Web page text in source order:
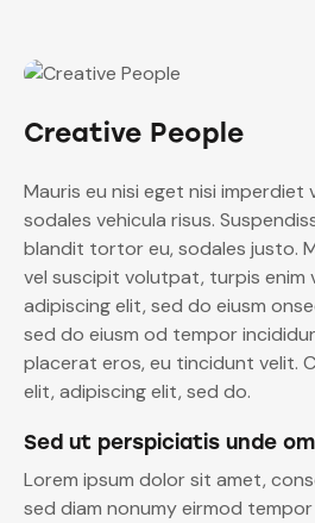
Creative People
Mauris eu nisi eget nisi imperdiet
sodales vehicula risus.
blandit tortor eu, sodales justo.
vel suscipit volutpat, turpis
adipiscing elit, sed do eiusm
sed do eiusm od tempor
placerat eros, eu tincidunt velit.
elit, adipiscing elit, sed do.
Sed ut perspiciatis unde
Lorem ipsum dolor sit amet,
sed diam nonumy eirmod